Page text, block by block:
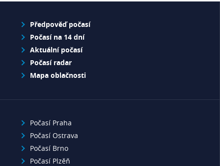
Předpověď počasí
Počasí na 14 dní
Aktuální počasí
Počasí radar
Mapa oblačnosti
Počasí Praha
Počasí Ostrava
Počasí Brno
Počasí Plzěň